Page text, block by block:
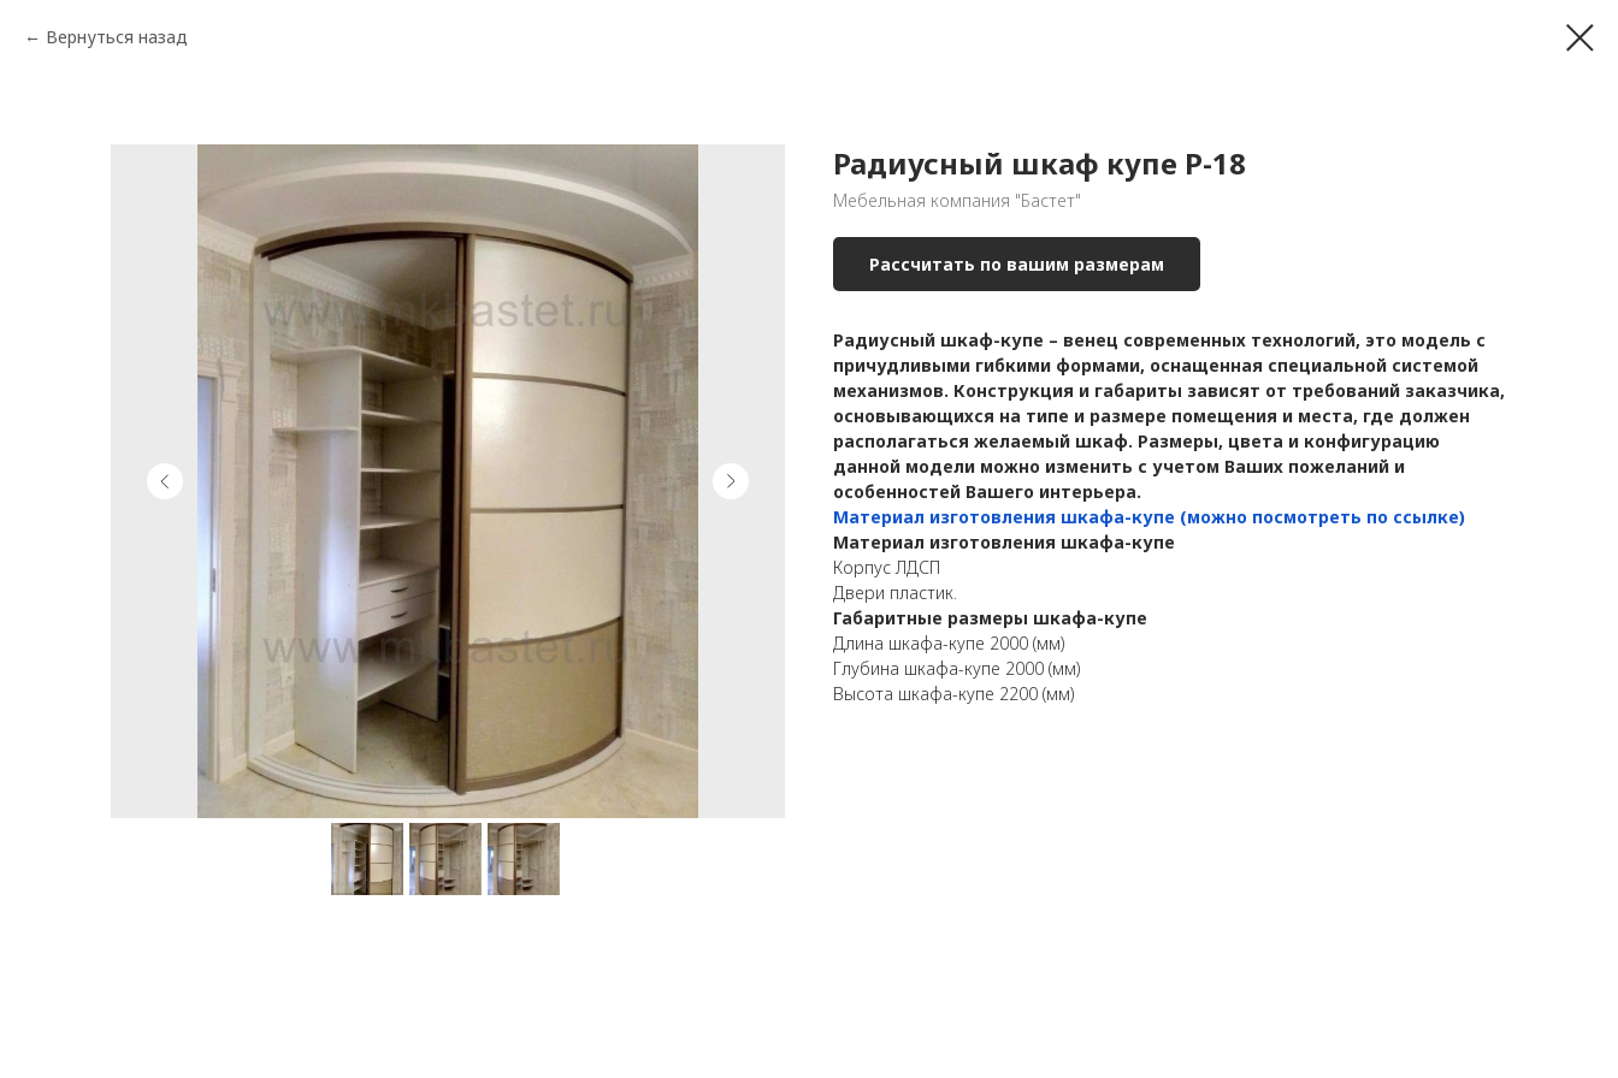
Вернуться назад
Радиусный шкаф купе Р-18
Мебельная компания "Бастет"
Рассчитать по вашим размерам
Радиусный шкаф-купе – венец современных технологий, это модель с
причудливыми гибкими формами, оснащенная специальной системой
механизмов. Конструкция и габариты зависят от требований заказчика,
основывающихся на типе и размере помещения и места, где должен
располагаться желаемый шкаф. Размеры, цвета и конфигурацию
данной модели можно изменить с учетом Ваших пожеланий и
особенностей Вашего интерьера.
Материал изготовления шкафа-купе (можно посмотреть по ссылке)
Материал изготовления шкафа-купе
Корпус ЛДСП
Двери пластик.
Габаритные размеры шкафа-купе
Длина шкафа-купе 2000 (мм)
Глубина шкафа-купе 2000 (мм)
Высота шкафа-купе 2200 (мм)